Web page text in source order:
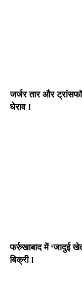
जर्जर तार और
घेराव !
फर्रुखाबाद में ‘जादुई
बिक्री !